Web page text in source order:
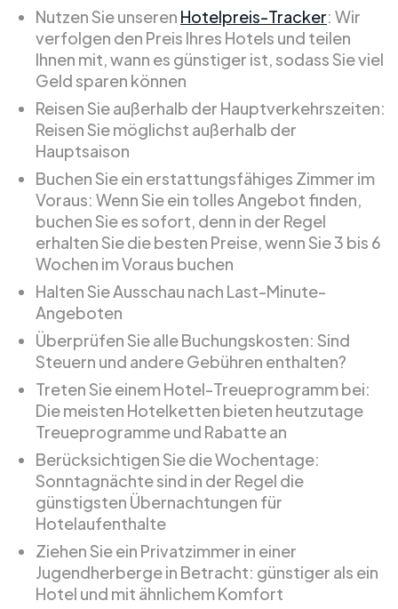
Nutzen Sie unseren Hotelpreis-Tracker: Wir
verfolgen den Preis Ihres Hotels und teilen
Ihnen mit, wann es günstiger ist, sodass Sie viel
Geld sparen können
Reisen Sie außerhalb der Hauptverkehrszeiten:
Reisen Sie möglichst außerhalb der
Hauptsaison
Buchen Sie ein erstattungsfähiges Zimmer im
Voraus: Wenn Sie ein tolles Angebot finden,
buchen Sie es sofort, denn in der Regel
erhalten Sie die besten Preise, wenn Sie 3 bis 6
Wochen im Voraus buchen
Halten Sie Ausschau nach Last-Minute-
Angeboten
Überprüfen Sie alle Buchungskosten: Sind
Steuern und andere Gebühren enthalten?
Treten Sie einem Hotel-Treueprogramm bei:
Die meisten Hotelketten bieten heutzutage
Treueprogramme und Rabatte an
Berücksichtigen Sie die Wochentage:
Sonntagnächte sind in der Regel die
günstigsten Übernachtungen für
Hotelaufenthalte
Ziehen Sie ein Privatzimmer in einer
Jugendherberge in Betracht: günstiger als ein
Hotel und mit ähnlichem Komfort